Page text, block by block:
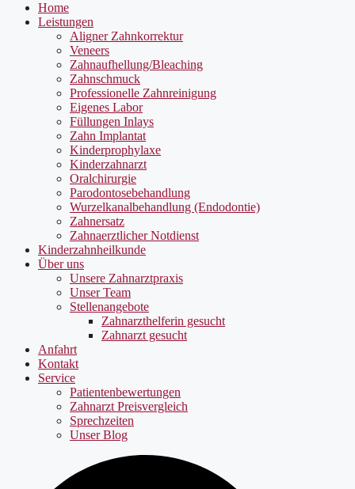
Home
Leistungen
Aligner Zahnkorrektur
Veneers
Zahnaufhellung/Bleaching
Zahnschmuck
Professionelle Zahnreinigung
Eigenes Labor
Füllungen Inlays
Zahn Implantat
Kinderprophylaxe
Kinderzahnarzt
Oralchirurgie
Parodontosebehandlung
Wurzelkanalbehandlung (Endodontie)
Zahnersatz
Zahnaerztlicher Notdienst
Kinderzahnheilkunde
Über uns
Unsere Zahnarztpraxis
Unser Team
Stellenangebote
Zahnarzthelferin gesucht
Zahnarzt gesucht
Anfahrt
Kontakt
Service
Patientenbewertungen
Zahnarzt Preisvergleich
Sprechzeiten
Unser Blog